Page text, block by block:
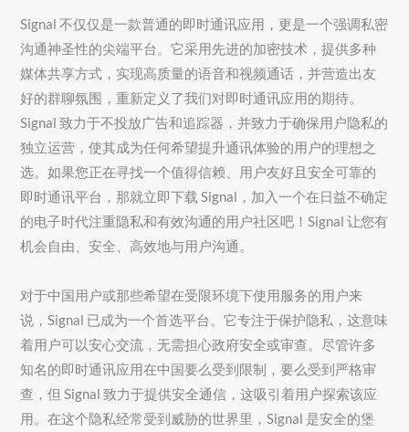
Signal 不仅仅是一款普通的即时通讯应用，更是一个强调私密
沟通神圣性的尖端平台。它采用先进的加密技术，提供多种
媒体共享方式，实现高质量的语音和视频通话，并营造出友
好的群聊氛围，重新定义了我们对即时通讯应用的期待。
Signal 致力于不投放广告和追踪器，并致力于确保用户隐私的
独立运营，使其成为任何希望提升通讯体验的用户的理想之
选。如果您正在寻找一个值得信赖、用户友好且安全可靠的
即时通讯平台，那就立即下载 Signal，加入一个在日益不确定
的电子时代注重隐私和有效沟通的用户社区吧！Signal 让您有
机会自由、安全、高效地与用户沟通。
对于中国用户或那些希望在受限环境下使用服务的用户来
说，Signal 已成为一个首选平台。它专注于保护隐私，这意味
着用户可以安心交流，无需担心政府安全或审查。尽管许多
知名的即时通讯应用在中国要么受到限制，要么受到严格审
查，但 Signal 致力于提供安全通信，这吸引着用户探索该应
用。在这个隐私经常受到威胁的世界里，Signal 是安全的堡